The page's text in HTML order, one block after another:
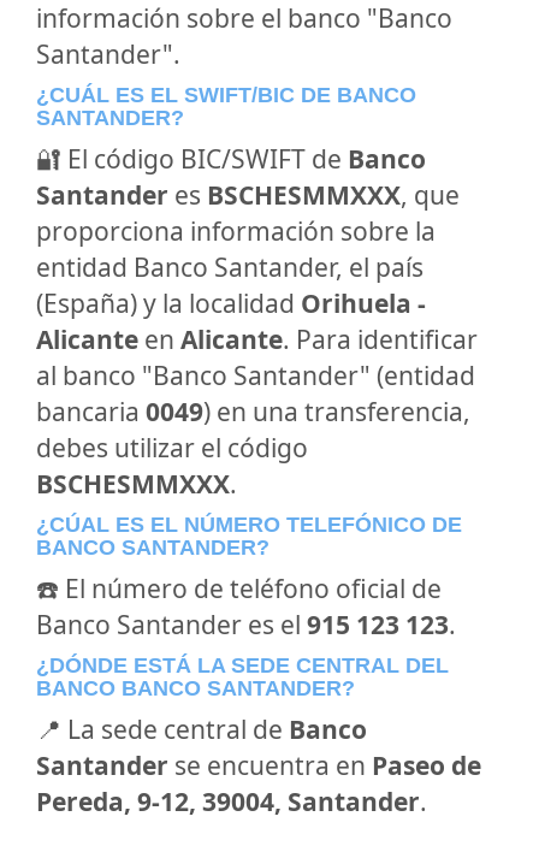
información sobre el banco "Banco
Santander".
¿CUÁL ES EL SWIFT/BIC DE BANCO
SANTANDER?
🔐 El código BIC/SWIFT de Banco
Santander es BSCHESMMXXX, que
proporciona información sobre la
entidad Banco Santander, el país
(España) y la localidad Orihuela -
Alicante en Alicante. Para identificar
al banco "Banco Santander" (entidad
bancaria 0049) en una transferencia,
debes utilizar el código
BSCHESMMXXX.
¿CÚAL ES EL NÚMERO TELEFÓNICO DE
BANCO SANTANDER?
☎️ El número de teléfono oficial de
Banco Santander es el 915 123 123.
¿DÓNDE ESTÁ LA SEDE CENTRAL DEL
BANCO BANCO SANTANDER?
📍 La sede central de Banco
Santander se encuentra en Paseo de
Pereda, 9-12, 39004, Santander.